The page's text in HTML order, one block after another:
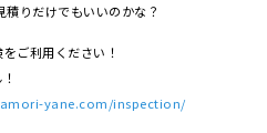
りだけでもいいのかな？
ご利用ください！
yane.com/inspection/